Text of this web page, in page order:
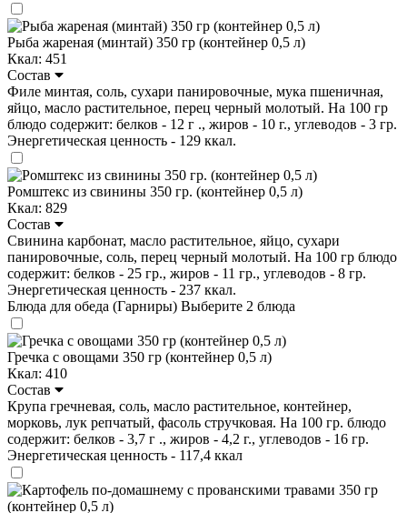
Рыба жареная (минтай) 350 гр (контейнер 0,5 л)
Ккал: 451
Состав
Филе минтая, соль, сухари панировочные, мука пшеничная,
яйцо, масло растительное, перец черный молотый. На 100 гр
блюдо содержит: белков - 12 г ., жиров - 10 г., углеводов - 3 гр.
Энергетическая ценность - 129 ккал.
Ромштекс из свинины 350 гр. (контейнер 0,5 л)
Ккал: 829
Состав
Свинина карбонат, масло растительное, яйцо, сухари
панировочные, соль, перец черный молотый. На 100 гр блюдо
содержит: белков - 25 гр., жиров - 11 гр., углеводов - 8 гр.
Энергетическая ценность - 237 ккал.
Блюда для обеда (Гарниры) Выберите 2 блюда
Гречка с овощами 350 гр (контейнер 0,5 л)
Ккал: 410
Состав
Крупа гречневая, соль, масло растительное, контейнер,
морковь, лук репчатый, фасоль стручковая. На 100 гр. блюдо
содержит: белков - 3,7 г ., жиров - 4,2 г., углеводов - 16 гр.
Энергетическая ценность - 117,4 ккал